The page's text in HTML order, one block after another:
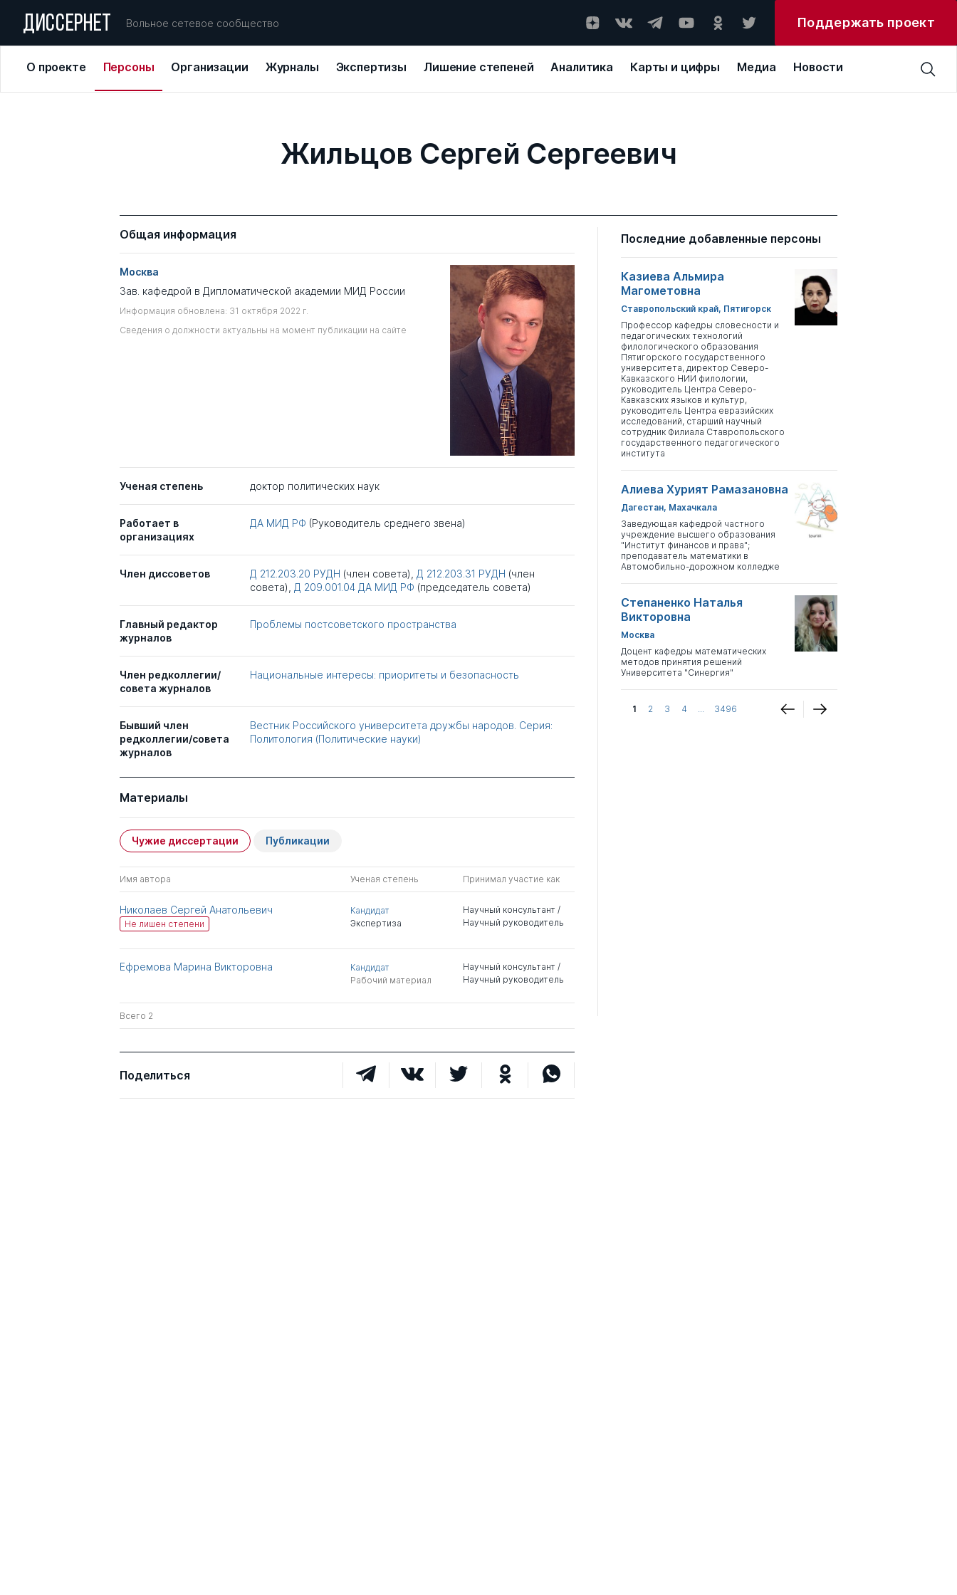
ДИССЕРНЕТ Вольное сетевое сообщество Поддержать проект
О проекте Персоны Организации Журналы Экспертизы Лишение степеней Аналитика Карты и цифры Медиа Новости
Жильцов Сергей Сергеевич
Общая информация
Москва
Зав. кафедрой в Дипломатической академии МИД России
Информация обновлена: 31 октября 2022 г.
Сведения о должности актуальны на момент публикации на сайте
Ученая степень доктор политических наук
Работает в
организациях
ДА МИД РФ (Руководитель среднего звена)
Член диссоветов Д 212.203.20 РУДН (член совета), Д 212.203.31 РУДН (член
совета), Д 209.001.04 ДА МИД РФ (председатель совета)
Главный редактор
журналов
Проблемы постсоветского пространства
Член редколлегии/
совета журналов
Национальные интересы: приоритеты и безопасность
Бывший член
редколлегии/совета
журналов
Вестник Российского университета дружбы народов. Серия:
Политология (Политические науки)
Материалы
Чужие диссертации Публикации
Имя автора Ученая степень Принимал участие как
Николаев Сергей Анатольевич
Не лишен степени
Кандидат
Экспертиза
Научный консультант /
Научный руководитель
Ефремова Марина Викторовна
Кандидат
Рабочий материал
Научный консультант /
Научный руководитель
Всего 2
Поделиться
Последние добавленные персоны
Казиева Альмира
Магометовна
Ставропольский край, Пятигорск
Профессор кафедры словесности и
педагогических технологий
филологического образования
Пятигорского государственного
университета, директор Северо-
Кавказского НИИ филологии,
руководитель Центра Северо-
Кавказских языков и культур,
руководитель Центра евразийских
исследований, старший научный
сотрудник Филиала Ставропольского
государственного педагогического
института
Алиева Хурият Рамазановна
Дагестан, Махачкала
Заведующая кафедрой частного
учреждение высшего образования
"Институт финансов и права";
преподаватель математики в
Автомобильно-дорожном колледже
Степаненко Наталья
Викторовна
Москва
Доцент кафедры математических
методов принятия решений
Университета "Синергия"
1 2 3 4 ... 3496